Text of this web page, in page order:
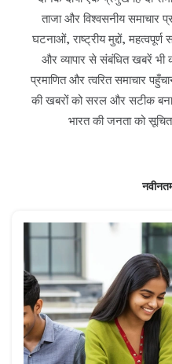
ताजा और विश्वसनीय समाचार
घटनाओं, राष्ट्रीय मुद्दों,
और व्यापार से संबंधित खबरें भी
प्रमाणित और त्वरित समाचार
की खबरों को सरल और सटीक
भारत की जनता को